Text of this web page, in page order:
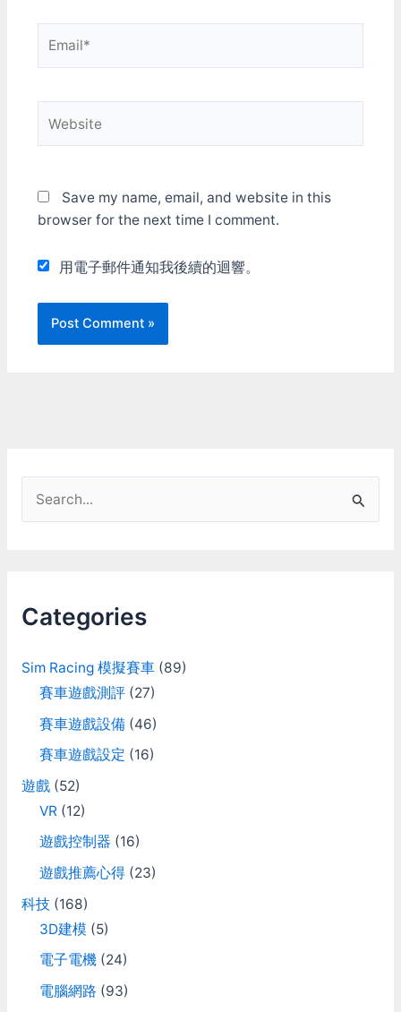
Save my name, email, and website in this
browser for the next time I comment.
用電子郵件通知我後續的迴響。
e
h
Categories
Sim Racing 模擬賽車(89)
賽車遊戲測評(27)
賽車遊戲設備(46)
賽車遊戲設定 (16)
遊戲(52)
VR (12)
遊戲控制器 (16)
遊戲推薦心得(23)
科技(168)
3D建模 (5)
電子電機(24)
電腦網路 (93)